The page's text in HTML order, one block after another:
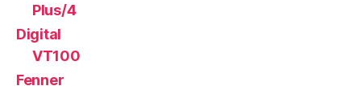
Plus/4
Digital
VT100
Fenner